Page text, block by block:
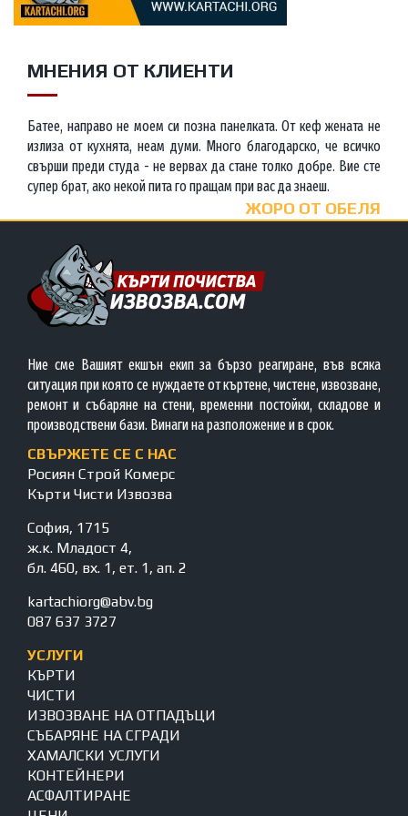
МНЕНИЯ ОТ КЛИЕНТИ
Батее, направо не моем си позна панелката. От кеф жената не
излиза от кухнята, неам думи. Много благодарско, че всичко
свърши преди студа - не вервах да стане толко добре. Вие сте
супер брат, ако некой пита го пращам при вас да знаеш.
ЖОРО ОТ ОБЕЛЯ
Ние сме Вашият екшън екип за бързо реагиране, във всяка
ситуация при която се нуждаете от къртене, чистене, извозване,
ремонт и събаряне на стени, временни постойки, складове и
производствени бази. Винаги на разположение и в срок.
СВЪРЖЕТЕ СЕ С НАС
Росиян Строй Комерс
Кърти Чисти Извозва
София, 1715
ж.к. Младост 4,
бл. 460, вх. 1, ет. 1, ап. 2
kartachiorg@abv.bg
087 637 3727
УСЛУГИ
КЪРТИ
ЧИСТИ
ИЗВОЗВАНЕ НА ОТПАДЪЦИ
СЪБАРЯНЕ НА СГРАДИ
ХАМАЛСКИ УСЛУГИ
КОНТЕЙНЕРИ
АСФАЛТИРАНЕ